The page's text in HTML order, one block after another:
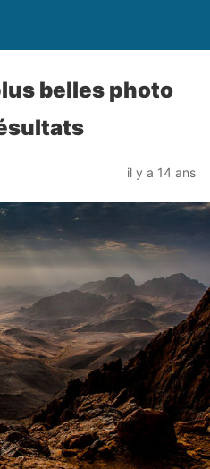
belles photo
il y a 14 ans